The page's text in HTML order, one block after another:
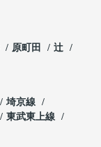
原町田
辻
埼京線
東武東上線